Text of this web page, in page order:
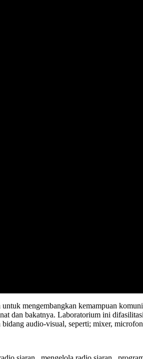
mengembangkan kemampuan
dan bakatnya. Laboratorium ini
audio-visual, seperti; mixer,